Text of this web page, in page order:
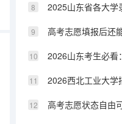
高考志愿填报后还